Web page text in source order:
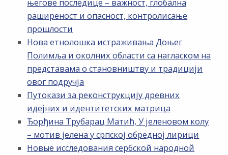
његове последице – важност, глобална
раширеност и опасност, контролисање
прошлости
Нова етнолошка истраживања Доњег
Полимља и околних области са нагласком на
представама о становништву и традицији
овог подручја
Путокази за реконструкцију древних
идејних и идентитетских матрица
Ђорђина Трубарац Матић, У јеленовом колу
– мотив јелена у српској обредној лирици
Новые исследования сербской народной